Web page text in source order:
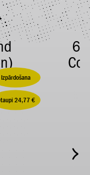
Izpārdošana
24,77 €